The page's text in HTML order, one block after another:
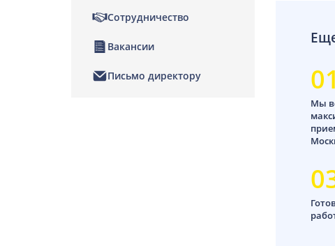
01
Мы
Сотрудничество
Вакансии
Письмо директору